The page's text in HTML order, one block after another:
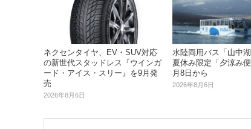
ネクセンタイヤ、EV・SUV対応
の新世代スタッドレス『ウインガ
ード・アイス・スリー』を9月発
売
2026年8月6日
水陸両用バス「山中湖
夏休み限定「夕涼み
月8日から
2026年8月6日